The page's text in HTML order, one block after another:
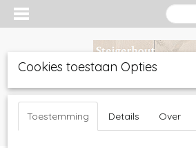
Inloggen Registreren
Cookies toestaan Opties
Toestemming Details Over